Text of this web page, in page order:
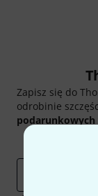
Zapisz się do
odrobinie
podarunkowych